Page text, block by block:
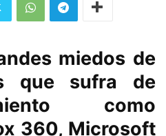
miedos de
que sufra de
como
360, Microsoft